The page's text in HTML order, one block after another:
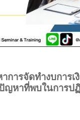
การจัดทำงบการเ
ญหาที่พบในการป